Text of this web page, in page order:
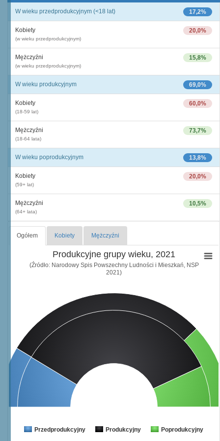
17,2%
W wieku przedprodukcyjnym (<18 lat)
20,0%
Kobiety
(w wieku przedprodukcyjnym)
15,8%
Mężczyźni
(w wieku przedprodukcyjnym)
69,0%
W wieku produkcyjnym
60,0%
Kobiety
(18-59 lat)
73,7%
Mężczyźni
(18-64 lata)
13,8%
W wieku poprodukcyjnym
20,0%
Kobiety
(59+ lat)
10,5%
Mężczyźni
(64+ lata)
Ogółem Kobiety Mężczyźni
Produkcyjne grupy wieku, 2021
(Źródło: Narodowy Spis Powszechny Ludności i Mieszkań, NSP
2021)
Przedprodukcyjny Produkcyjny Poprodukcyjny